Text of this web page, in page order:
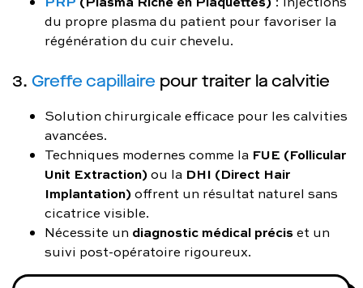
du propre plasma du patient pour favoriser la
régénération du cuir chevelu.
3. Greffe capillaire pour traiter la calvitie
Solution chirurgicale efficace pour les calvities
avancées.
Techniques modernes comme la FUE (Follicular
Unit Extraction)ou la DHI (Direct Hair
Implantation)offrent un résultat naturel sans
cicatrice visible.
Nécessite un diagnostic médical préciset un
suivi post-opératoire rigoureux.